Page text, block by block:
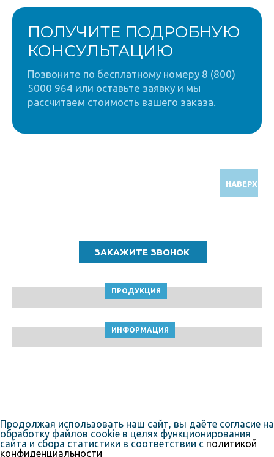
ПОЛУЧИТЕ ПОДРОБНУЮ
КОНСУЛЬТАЦИЮ
Позвоните по бесплатному номеру 8 (800)
5000 964 или оставьте заявку и мы
рассчитаем стоимость вашего заказа.
НАВЕРХ
ПРОДУКЦИЯ
ИНФОРМАЦИЯ
Продолжая использовать наш сайт, вы даёте согласие на
обработку файлов cookie в целях функционирования
сайта и сбора статистики в соответствии с политикой
конфиденциальности